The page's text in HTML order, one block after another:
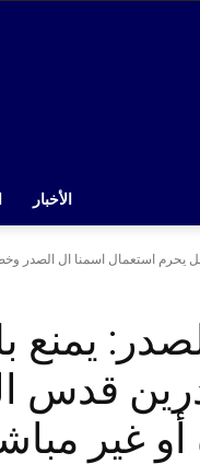
الأخبار
يحرم استعمال اسمنا ال الصدر
قدس
غير